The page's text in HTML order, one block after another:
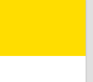
Каневская ст-ца,